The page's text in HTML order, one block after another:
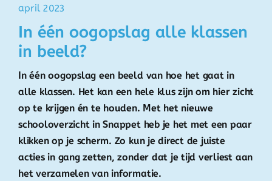
april 2023
In één oogopslag alle klassen
in beeld?
In één oogopslag een beeld van hoe het gaat in
alle klassen. Het kan een hele klus zijn om hier zicht
op te krijgen én te houden. Met het nieuwe
schooloverzicht in Snappet heb je het met een paar
klikken op je scherm. Zo kun je direct de juiste
acties in gang zetten, zonder dat je tijd verliest aan
het verzamelen van informatie.